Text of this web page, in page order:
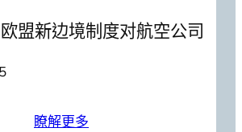
盟新边境制度对航空公司
瞭解更多